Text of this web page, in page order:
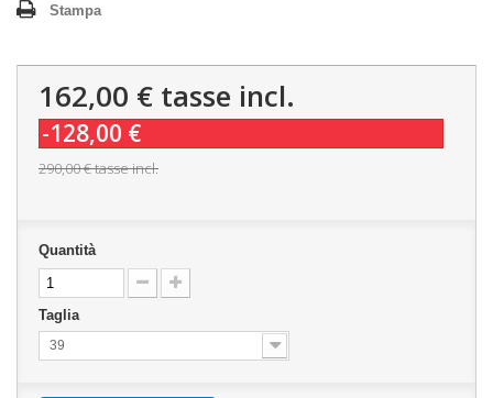
Stampa
162,00 € tasse incl.
-128,00 €
290,00 €tasse incl.
Quantità
Taglia
39